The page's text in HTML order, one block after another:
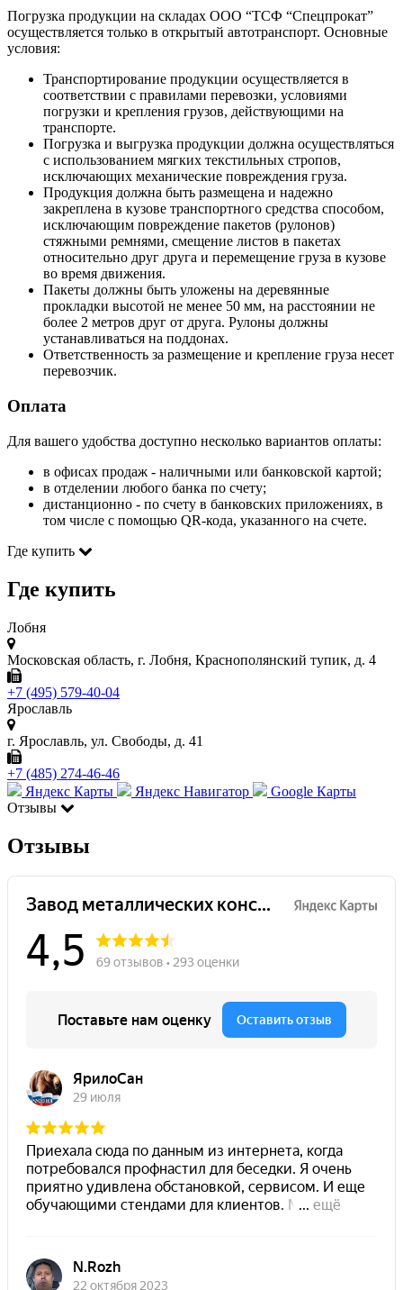
Погрузка продукции на складах ООО “ТСФ “Спецпрокат”
осуществляется только в открытый автотранспорт. Основные
условия:
Транспортирование продукции осуществляется в
соответствии с правилами перевозки, условиями
погрузки и крепления грузов, действующими на
транспорте.
Погрузка и выгрузка продукции должна осуществляться
с использованием мягких текстильных стропов,
исключающих механические повреждения груза.
Продукция должна быть размещена и надежно
закреплена в кузове транспортного средства способом,
исключающим повреждение пакетов (рулонов)
стяжными ремнями, смещение листов в пакетах
относительно друг друга и перемещение груза в кузове
во время движения.
Пакеты должны быть уложены на деревянные
прокладки высотой не менее 50 мм, на расстоянии не
более 2 метров друг от друга. Рулоны должны
устанавливаться на поддонах.
Ответственность за размещение и крепление груза несет
перевозчик.
Оплата
Для вашего удобства доступно несколько вариантов оплаты:
в офисах продаж - наличными или банковской картой;
в отделении любого банка по счету;
дистанционно - по счету в банковских приложениях, в
том числе с помощью QR-кода, указанного на счете.
Где купить
Где купить
Лобня
Московская область, г. Лобня, Краснополянский тупик, д. 4
+7 (495) 579-40-04
Ярославль
г. Ярославль, ул. Свободы, д. 41
+7 (485) 274-46-46
Яндекс Карты
Яндекс Навигатор
Google Карты
Отзывы
Отзывы